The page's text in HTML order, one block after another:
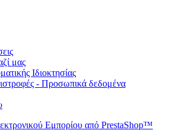
μας
Ιδιοκτησίας
- Προσωπικά δεδομένα
Εμπορίου από PrestaShop™